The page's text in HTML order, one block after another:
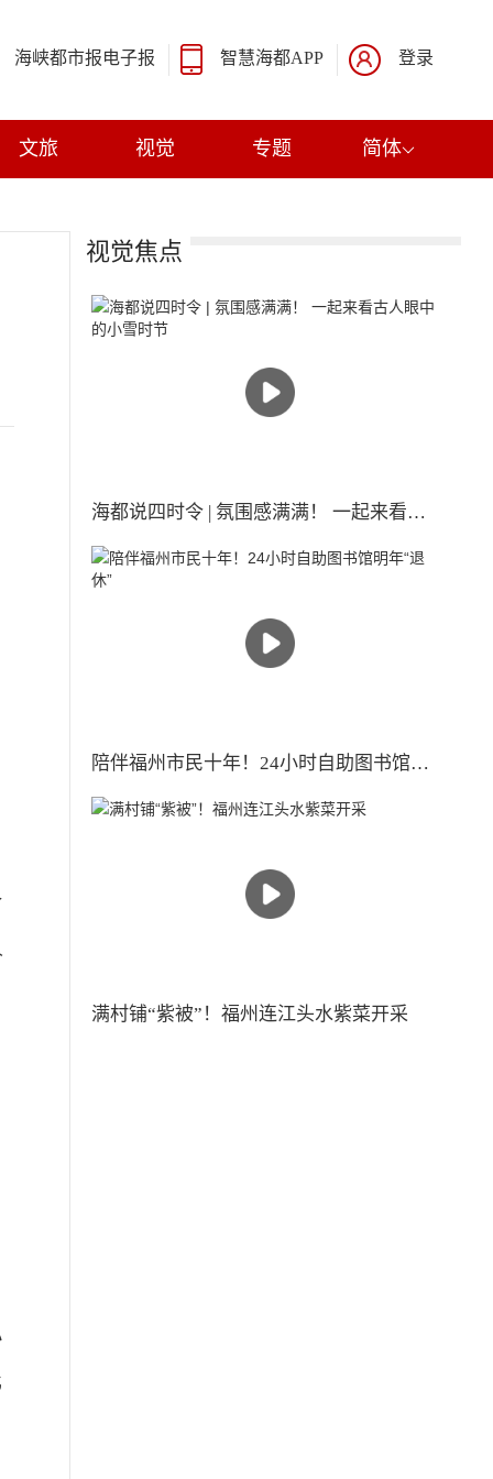
海峡都市报电子报 智慧海都APP 登录
文旅 视觉 专题 简体
视觉焦点
海都说四时令 | 氛围感满满！ 一起来看古人眼中的小雪时节
陪伴福州市民十年！24小时自助图书馆明年“退休”
满村铺“紫被”！福州连江头水紫菜开采